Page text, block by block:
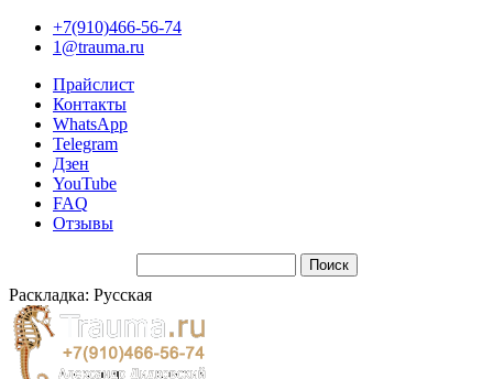
+7(910)466-56-74
1@trauma.ru
Прайслист
Контакты
WhatsApp
Telegram
Дзен
YouTube
FAQ
Отзывы
Раскладка: Русская